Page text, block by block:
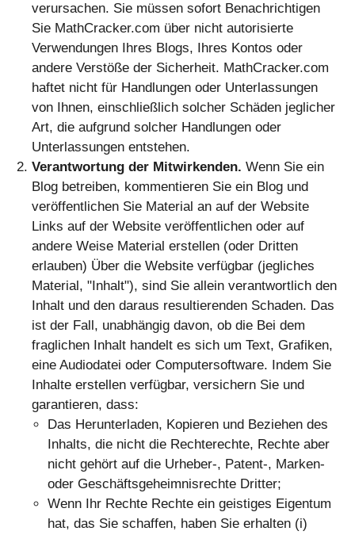
verursachen. Sie müssen sofort Benachrichtigen
Sie MathCracker.com über nicht autorisierte
Verwendungen Ihres Blogs, Ihres Kontos oder
andere Verstöße der Sicherheit. MathCracker.com
haftet nicht für Handlungen oder Unterlassungen
von Ihnen, einschließlich solcher Schäden jeglicher
Art, die aufgrund solcher Handlungen oder
Unterlassungen entstehen.
Verantwortung der Mitwirkenden. Wenn Sie ein
Blog betreiben, kommentieren Sie ein Blog und
veröffentlichen Sie Material an auf der Website
Links auf der Website veröffentlichen oder auf
andere Weise Material erstellen (oder Dritten
erlauben) Über die Website verfügbar (jegliches
Material, "Inhalt"), sind Sie allein verantwortlich den
Inhalt und den daraus resultierenden Schaden. Das
ist der Fall, unabhängig davon, ob die Bei dem
fraglichen Inhalt handelt es sich um Text, Grafiken,
eine Audiodatei oder Computersoftware. Indem Sie
Inhalte erstellen verfügbar, versichern Sie und
garantieren, dass:
Das Herunterladen, Kopieren und Beziehen des
Inhalts, die nicht die Rechterechte, Rechte aber
nicht gehört auf die Urheber-, Patent-, Marken-
oder Geschäftsgeheimnisrechte Dritter;
Wenn Ihr Rechte Rechte ein geistiges Eigentum
hat, das Sie schaffen, haben Sie erhalten (i)